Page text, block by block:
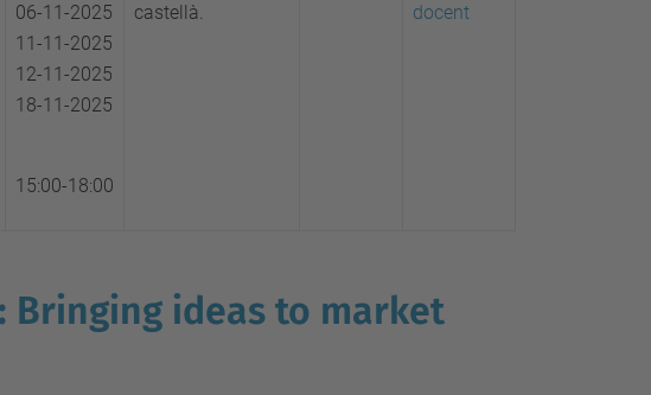
06-11-2025
11-11-2025
12-11-2025
18-11-2025
15:00-18:00
castellà.
docent
Bringing ideas to market